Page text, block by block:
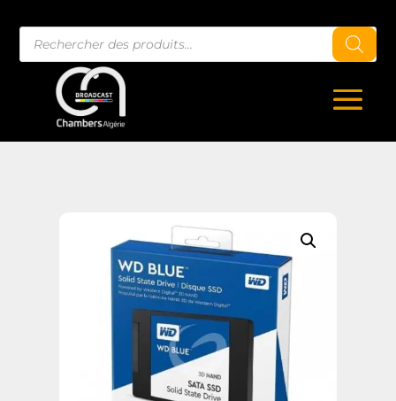
Recherche
de
produits